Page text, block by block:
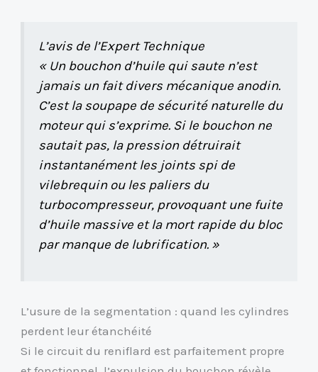
L’avis de l’Expert Technique
« Un bouchon d’huile qui saute n’est
jamais un fait divers mécanique anodin.
C’est la soupape de sécurité naturelle du
moteur qui s’exprime. Si le bouchon ne
sautait pas, la pression détruirait
instantanément les joints spi de
vilebrequin ou les paliers du
turbocompresseur, provoquant une fuite
d’huile massive et la mort rapide du bloc
par manque de lubrification. »
L’usure de la segmentation : quand les cylindres
perdent leur étanchéité
Si le circuit du reniflard est parfaitement propre